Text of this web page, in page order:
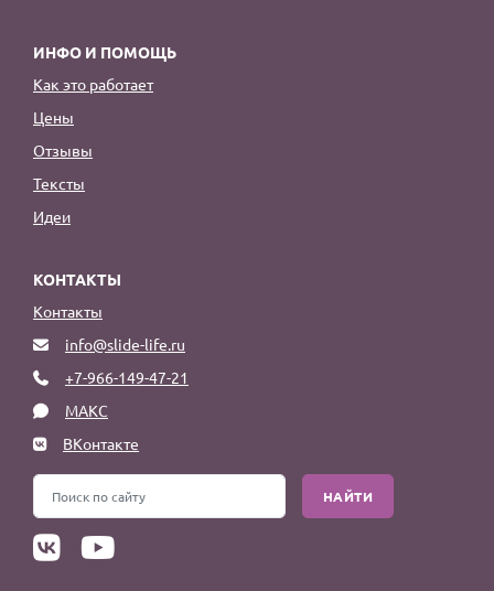
ИНФО И ПОМОЩЬ
Как это работает
Цены
Отзывы
Тексты
Идеи
КОНТАКТЫ
Контакты
info@slide-life.ru
+7-966-149-47-21
МАКС
ВКонтакте
НАЙТИ